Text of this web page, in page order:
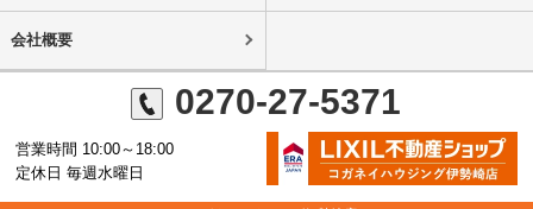
会社概要
0270-27-5371
営業時間 10:00～18:00
定休日 毎週水曜日